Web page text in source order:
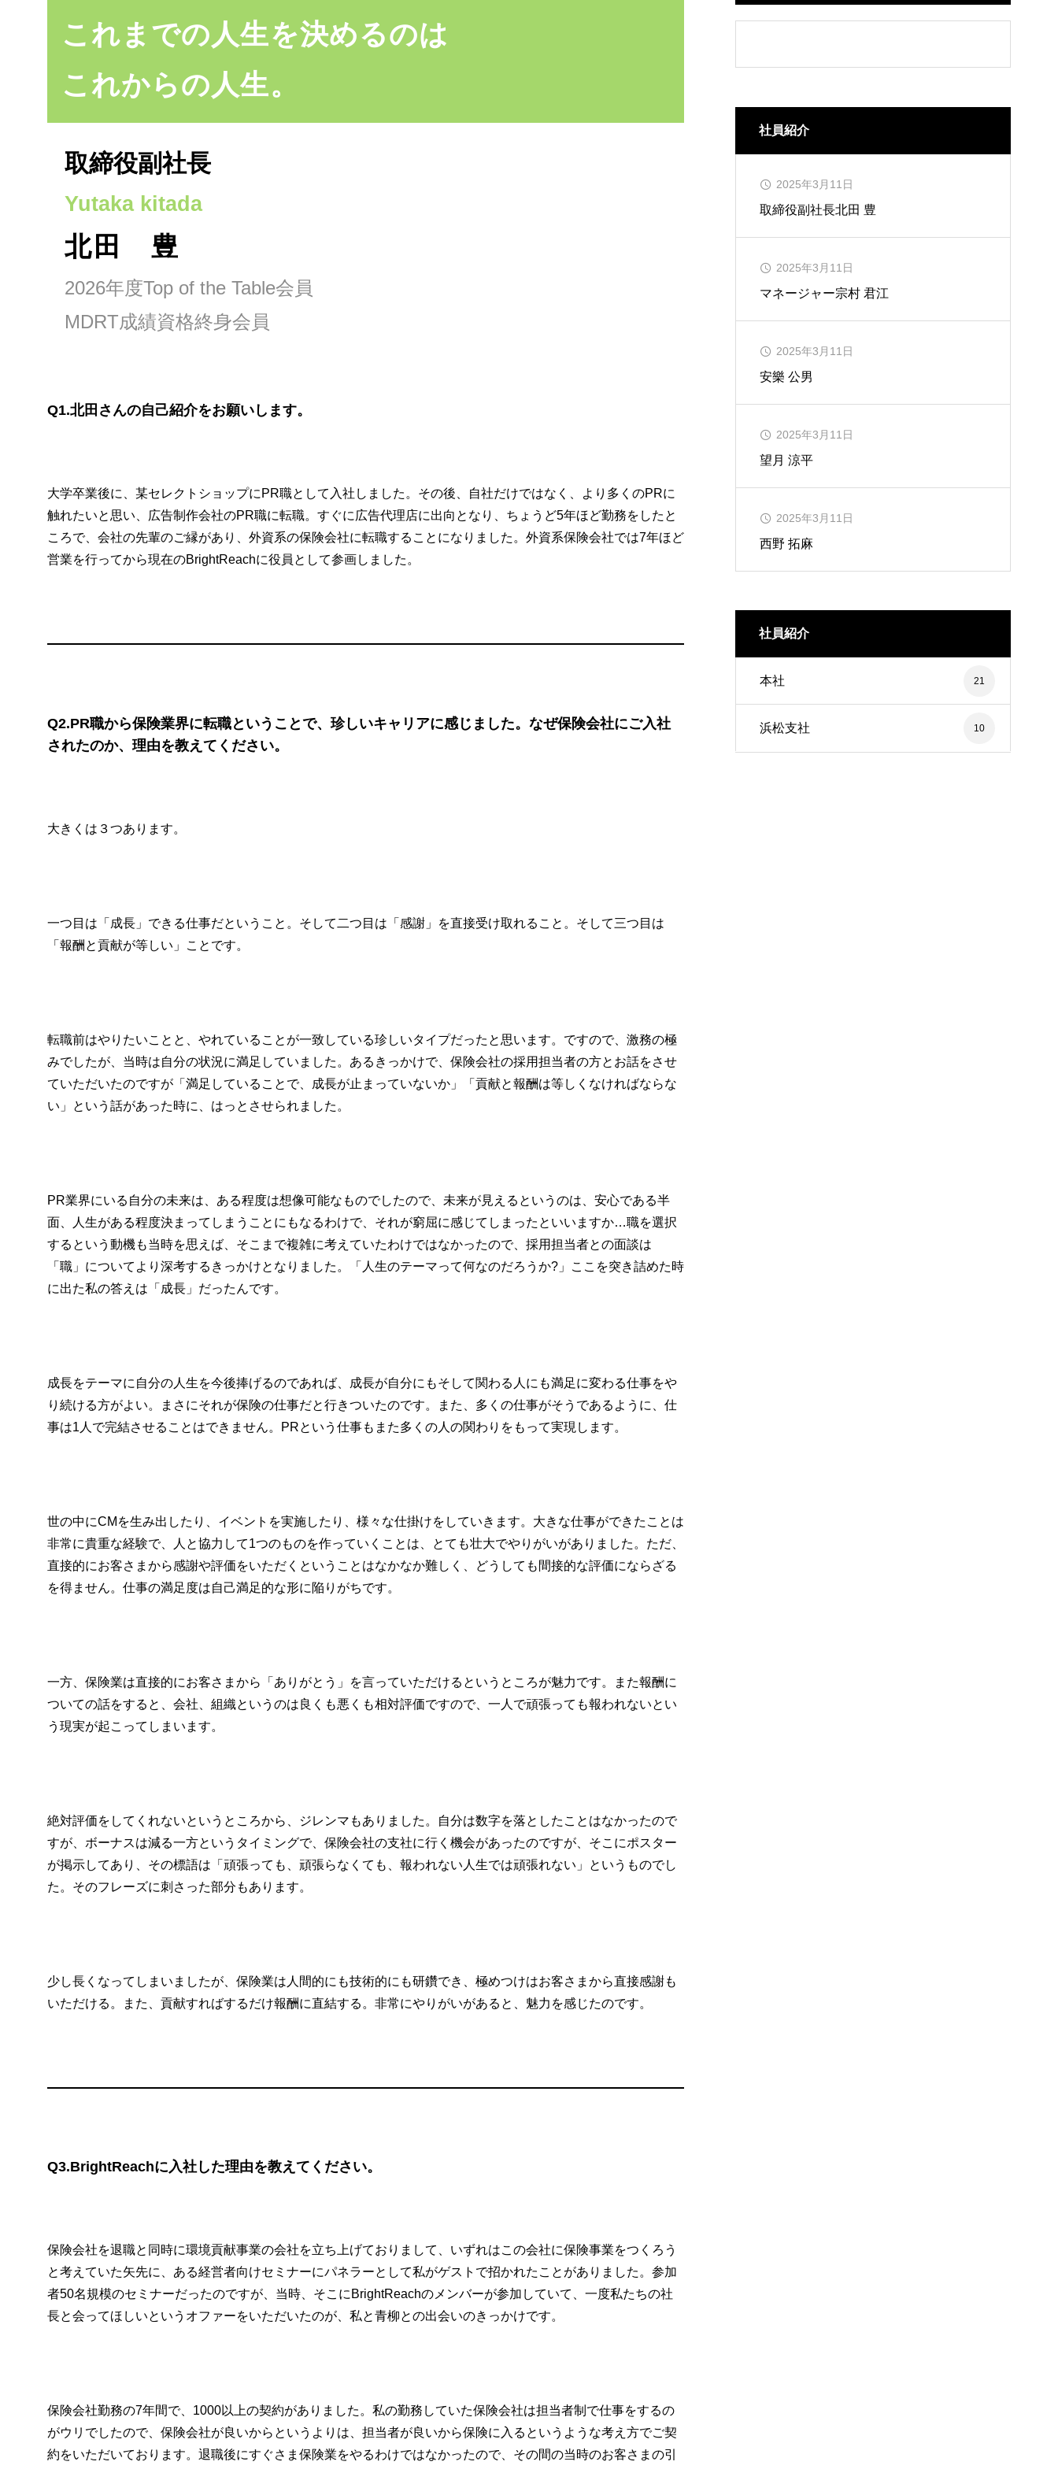
法人のお客様
これまでの人生を決めるのは
これからの人生。
取締役副社長
Yutaka kitada
北田 豊
2026年度Top of the Table会員
MDRT成績資格終身会員
Q1.北田さんの自己紹介をお願いします。
大学卒業後に、某セレクトショップにPR職として入社しました。その後、自社だけではなく、より多くのPRに
触れたいと思い、広告制作会社のPR職に転職。すぐに広告代理店に出向となり、ちょうど5年ほど勤務をしたと
ころで、会社の先輩のご縁があり、外資系の保険会社に転職することになりました。外資系保険会社では7年ほど
営業を行ってから現在のBrightReachに役員として参画しました。
Q2.PR職から保険業界に転職ということで、珍しいキャリアに感じました。なぜ保険会社にご入社
されたのか、理由を教えてください。
大きくは３つあります。
一つ目は「成長」できる仕事だということ。そして二つ目は「感謝」を直接受け取れること。そして三つ目は
「報酬と貢献が等しい」ことです。
転職前はやりたいことと、やれていることが一致している珍しいタイプだったと思います。ですので、激務の極
みでしたが、当時は自分の状況に満足していました。あるきっかけで、保険会社の採用担当者の方とお話をさせ
ていただいたのですが「満足していることで、成長が止まっていないか」「貢献と報酬は等しくなければならな
い」という話があった時に、はっとさせられました。
PR業界にいる自分の未来は、ある程度は想像可能なものでしたので、未来が見えるというのは、安心である半
面、人生がある程度決まってしまうことにもなるわけで、それが窮屈に感じてしまったといいますか…職を選択
するという動機も当時を思えば、そこまで複雑に考えていたわけではなかったので、採用担当者との面談は
「職」についてより深考するきっかけとなりました。「人生のテーマって何なのだろうか?」ここを突き詰めた時
に出た私の答えは「成長」だったんです。
成長をテーマに自分の人生を今後捧げるのであれば、成長が自分にもそして関わる人にも満足に変わる仕事をや
り続ける方がよい。まさにそれが保険の仕事だと行きついたのです。また、多くの仕事がそうであるように、仕
事は1人で完結させることはできません。PRという仕事もまた多くの人の関わりをもって実現します。
世の中にCMを生み出したり、イベントを実施したり、様々な仕掛けをしていきます。大きな仕事ができたことは
非常に貴重な経験で、人と協力して1つのものを作っていくことは、とても壮大でやりがいがありました。ただ、
直接的にお客さまから感謝や評価をいただくということはなかなか難しく、どうしても間接的な評価にならざる
を得ません。仕事の満足度は自己満足的な形に陥りがちです。
一方、保険業は直接的にお客さまから「ありがとう」を言っていただけるというところが魅力です。また報酬に
ついての話をすると、会社、組織というのは良くも悪くも相対評価ですので、一人で頑張っても報われないとい
う現実が起こってしまいます。
絶対評価をしてくれないというところから、ジレンマもありました。自分は数字を落としたことはなかったので
すが、ボーナスは減る一方というタイミングで、保険会社の支社に行く機会があったのですが、そこにポスター
が掲示してあり、その標語は「頑張っても、頑張らなくても、報われない人生では頑張れない」というものでし
た。そのフレーズに刺さった部分もあります。
少し長くなってしまいましたが、保険業は人間的にも技術的にも研鑽でき、極めつけはお客さまから直接感謝も
いただける。また、貢献すればするだけ報酬に直結する。非常にやりがいがあると、魅力を感じたのです。
Q3.BrightReachに入社した理由を教えてください。
保険会社を退職と同時に環境貢献事業の会社を立ち上げておりまして、いずれはこの会社に保険事業をつくろう
と考えていた矢先に、ある経営者向けセミナーにパネラーとして私がゲストで招かれたことがありました。参加
者50名規模のセミナーだったのですが、当時、そこにBrightReachのメンバーが参加していて、一度私たちの社
長と会ってほしいというオファーをいただいたのが、私と青柳との出会いのきっかけです。
保険会社勤務の7年間で、1000以上の契約がありました。私の勤務していた保険会社は担当者制で仕事をするの
がウリでしたので、保険会社が良いからというよりは、担当者が良いから保険に入るというような考え方でご契
約をいただいております。退職後にすぐさま保険業をやるわけではなかったので、その間の当時のお客さまの引
社員紹介
取締役副社長北田 豊
2025年3月11日
マネージャー宗村 君江
2025年3月11日
安樂 公男
2025年3月11日
望月 涼平
2025年3月11日
西野 拓麻
2025年3月11日
社員紹介
本社 21
浜松支社 10